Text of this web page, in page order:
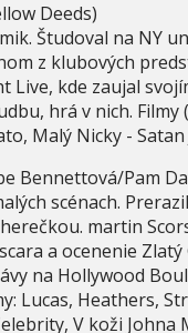
Deeds)
Študoval na NY
z klubových
Live, kde zaujal
hrá v nich.
Malý Nicky -
Bennettová/Pam
scénach.
martin
a ocenenie
na Hollywood
Lucas, Heathers,
V koži